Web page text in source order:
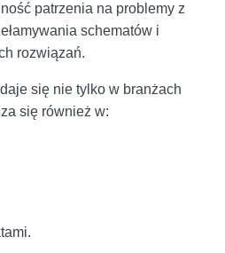
patrzenia na problemy z
schematów i
rozwiązań.
się nie tylko w branżach
się również w: